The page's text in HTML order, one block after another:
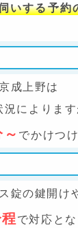
いする予約
成上野は
況によりま
でかけつ
錠の鍵開け
で対応と